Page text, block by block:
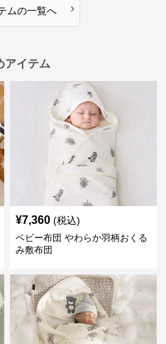
ムの一覧へ ›
アイテム
¥7,360 (税込)
ベビー布団 やわらか羽柄おくる
み敷布団